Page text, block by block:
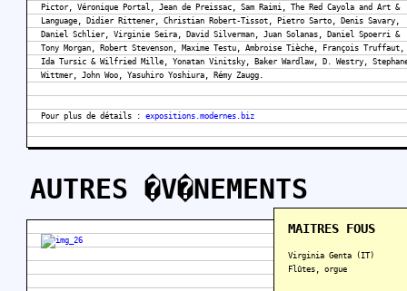
Pictor, Véronique Portal, Jean de Preissac, Sam Raimi, The Red Cayola and Art &
Language, Didier Rittener, Christian Robert-Tissot, Pietro Sarto, Denis Savary,
Daniel Schlier, Virginie Seira, David Silverman, Juan Solanas, Daniel Spoerri &
Tony Morgan, Robert Stevenson, Maxime Testu, Ambroise Tièche, François Truffaut,
Ida Tursic & Wilfried Mille, Yonatan Vinitsky, Baker Wardlaw, D. Westry,
Wittmer, John Woo, Yasuhiro Yoshiura, Rémy Zaugg.
Pour plus de détails : expositions.modernes.biz
AUTRES �V�NEMENTS
MAITRES FOUS
Virginia Genta (IT)
Flûtes, orgue